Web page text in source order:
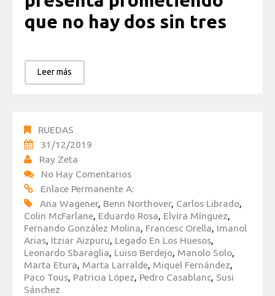
que no hay dos sin tres
Leer más
RUEDAS
31/12/2019
Ray Zeta
No Hay Comentarios
Enlace Permanente A:
Ana Wagener, Benn Northover, Carlos Librado,
Colin McFarlane, Eduardo Rosa, Elvira Mínguez,
Fernando González Molina, Francesc Orella, Imanol
Arias, Itziar Aizpuru, Legado En Los Huesos,
Leonardo Sbaraglia, Luiso Berdejo, Manolo Solo,
Marta Etura, Marta Larralde, Miquel Fernández,
Paco Tous, Patricia López, Pedro Casablanc, Susi
Sánchez